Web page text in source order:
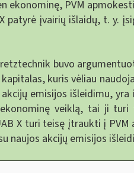
ekonominę, PVM
patyrė įvairių išlaidų, t. y.
buvo
kuris vėliau
emisijos išleidimu,
veiklą, tai ji
X turi teisę įtraukti į
naujos akcijų emisijos